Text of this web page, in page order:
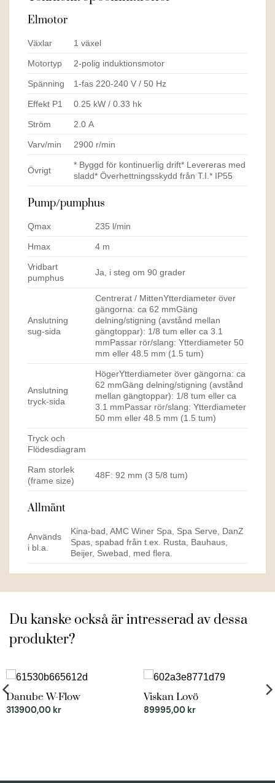
Elmotor
Växlar 1 växel
Motortyp 2-polig induktionsmotor
Spänning 1-fas 220-240 V / 50 Hz
Effekt P1 0.25 kW / 0.33 hk
Ström 2.0 A
Varv/min 2900 r/min
Övrigt
* Byggd för kontinuerlig drift* Levereras med
sladd* Överhettningsskydd från T.I.* IP55
Pump/pumphus
Qmax 235 l/min
Hmax 4 m
Vridbart
pumphus
Ja, i steg om 90 grader
Anslutning
sug-sida
Centrerat / MittenYtterdiameter över
gängorna: ca 62 mmGäng
delning/stigning (avstånd mellan
gängtoppar): 1/8 tum eller ca 3.1
mmPassar rör/slang: Ytterdiameter 50
mm eller 48.5 mm (1.5 tum)
Anslutning
tryck-sida
HögerYtterdiameter över gängorna: ca
62 mmGäng delning/stigning (avstånd
mellan gängtoppar): 1/8 tum eller ca
3.1 mmPassar rör/slang: Ytterdiameter
50 mm eller 48.5 mm (1.5 tum)
Tryck och
Flödesdiagram
Ram storlek
(frame size)
48F: 92 mm (3 5/8 tum)
Allmänt
Används
i bl.a.
Kina-bad, AMC Winer Spa, Spa Serve, DanZ
Spas, spabad från t.ex. Rusta, Bauhaus,
Beijer, Swebad, med flera.
Du kanske också är intresserad av dessa
produkter?
Danube W-Flow
313900,00 kr
Viskan Lovö
89995,00 kr